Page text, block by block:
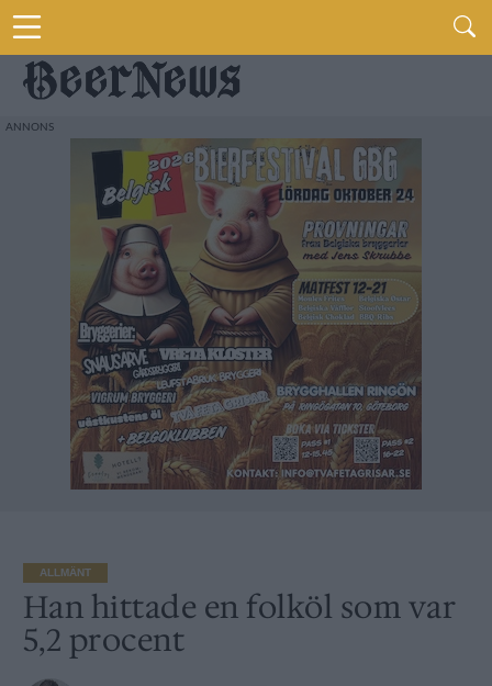
ALLMÄNT
Han hittade en folköl som var
5,2 procent